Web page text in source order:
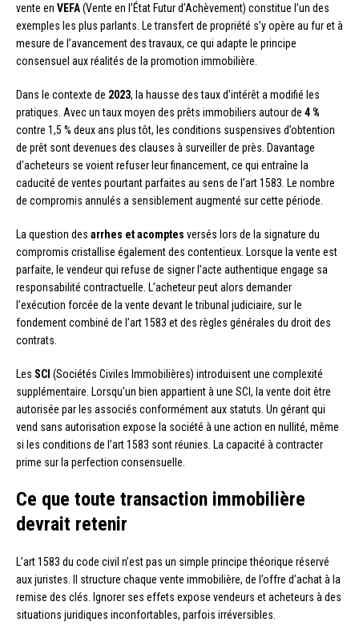
vente en VEFA(Vente en l’État Futur d’Achèvement) constitue l’un des
exemples les plus parlants. Le transfert de propriété s’y opère au fur et à
mesure de l’avancement des travaux, ce qui adapte le principe
consensuel aux réalités de la promotion immobilière.
Dans le contexte de 2023, la hausse des taux d’intérêt a modifié les
pratiques. Avec un taux moyen des prêts immobiliers autour de 4 %
contre 1,5 % deux ans plus tôt, les conditions suspensives d’obtention
de prêt sont devenues des clauses à surveiller de près. Davantage
d’acheteurs se voient refuser leur financement, ce qui entraîne la
caducité de ventes pourtant parfaites au sens de l’art 1583. Le nombre
de compromis annulés a sensiblement augmenté sur cette période.
La question des arrhes et acomptes versés lors de la signature du
compromis cristallise également des contentieux. Lorsque la vente est
parfaite, le vendeur qui refuse de signer l’acte authentique engage sa
responsabilité contractuelle. L’acheteur peut alors demander
l’exécution forcée de la vente devant le tribunal judiciaire, sur le
fondement combiné de l’art 1583 et des règles générales du droit des
contrats.
Les SCI (Sociétés Civiles Immobilières) introduisent une complexité
supplémentaire. Lorsqu’un bien appartient à une SCI, la vente doit être
autorisée par les associés conformément aux statuts. Un gérant qui
vend sans autorisation expose la société à une action en nullité, même
si les conditions de l’art 1583 sont réunies. La capacité à contracter
prime sur la perfection consensuelle.
Ce que toute transaction immobilière
devrait retenir
L’art 1583 du code civil n’est pas un simple principe théorique réservé
aux juristes. Il structure chaque vente immobilière, de l’offre d’achat à la
remise des clés. Ignorer ses effets expose vendeurs et acheteurs à des
situations juridiques inconfortables, parfois irréversibles.